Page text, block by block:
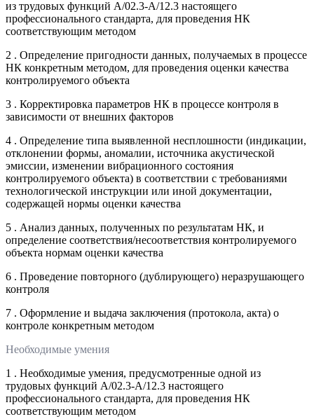
из трудовых функций А/02.3-А/12.3 настоящего
профессионального стандарта, для проведения НК
соответствующим методом
2 . Определение пригодности данных, получаемых в процессе
НК конкретным методом, для проведения оценки качества
контролируемого объекта
3 . Корректировка параметров НК в процессе контроля в
зависимости от внешних факторов
4 . Определение типа выявленной несплошности (индикации,
отклонении формы, аномалии, источника акустической
эмиссии, изменении вибрационного состояния
контролируемого объекта) в соответствии с требованиями
технологической инструкции или иной документации,
содержащей нормы оценки качества
5 . Анализ данных, полученных по результатам НК, и
определение соответствия/несоответствия контролируемого
объекта нормам оценки качества
6 . Проведение повторного (дублирующего) неразрушающего
контроля
7 . Оформление и выдача заключения (протокола, акта) о
контроле конкретным методом
Необходимые умения
1 . Необходимые умения, предусмотренные одной из
трудовых функций А/02.3-А/12.3 настоящего
профессионального стандарта, для проведения НК
соответствующим методом